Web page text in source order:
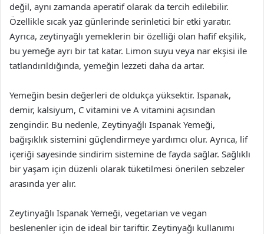
değil, aynı zamanda aperatif olarak da tercih edilebilir.
Özellikle sıcak yaz günlerinde serinletici bir etki yaratır.
Ayrıca, zeytinyağlı yemeklerin bir özelliği olan hafif ekşilik,
bu yemeğe ayrı bir tat katar. Limon suyu veya nar ekşisi ile
tatlandırıldığında, yemeğin lezzeti daha da artar.
Yemeğin besin değerleri de oldukça yüksektir. Ispanak,
demir, kalsiyum, C vitamini ve A vitamini açısından
zengindir. Bu nedenle, Zeytinyağlı Ispanak Yemeği,
bağışıklık sistemini güçlendirmeye yardımcı olur. Ayrıca, lif
içeriği sayesinde sindirim sistemine de fayda sağlar. Sağlıklı
bir yaşam için düzenli olarak tüketilmesi önerilen sebzeler
arasında yer alır.
Zeytinyağlı Ispanak Yemeği, vegetarian ve vegan
beslenenler için de ideal bir tariftir. Zeytinyağı kullanımı